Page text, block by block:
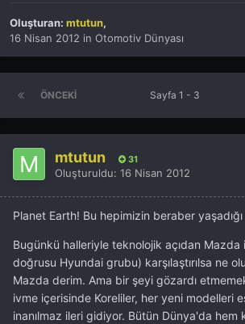
Oluşturan: mtutun,
16 Nisan 2012 in Otomotiv Dünyası
ÖNCEKI Sayfa 1 - 3
mtutun 31
Oluşturuldu: 16 Nisan 2012
Planet Earth! Bu hepimizin beraber
Bugünkü halleriyle teknolojik açıdan Mazda
doğrusu Hyundai grubu) karşılaştırılsa ne
Mazda derim. Ama bir şeyi gözardı
ivme içerisinde Koreliler, her yeni modelleri
inanılmaz ileri gidiyor. Bütün Dünya'da hem